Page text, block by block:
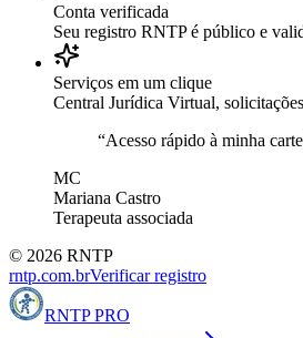
Conta verificada
Seu registro RNTP é público e
Serviços em um clique
Central Jurídica Virtual,
“Acesso rápido à minha
MC
Mariana Castro
Terapeuta associada
© 2026 RNTP
rntp.com.brVerificar registro
RNTP PRO